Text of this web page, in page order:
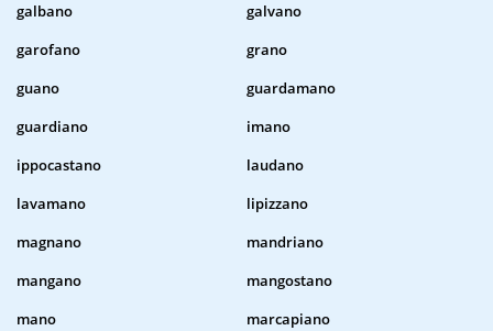
galbano
galvano
garofano
grano
guano
guardamano
guardiano
imano
ippocastano
laudano
lavamano
lipizzano
magnano
mandriano
mangano
mangostano
mano
marcapiano